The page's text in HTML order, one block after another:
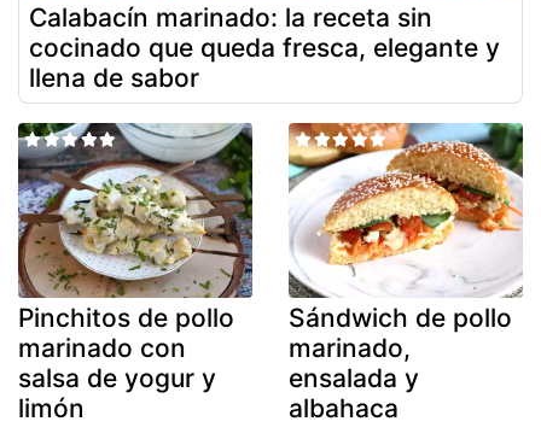
Calabacín marinado: la receta sin
cocinado que queda fresca, elegante y
llena de sabor
Pinchitos de pollo
marinado con
salsa de yogur y
limón
Sándwich de pollo
marinado,
ensalada y
albahaca